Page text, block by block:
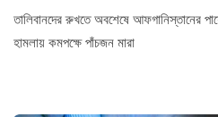
তালিবানদের রুখতে অবশেষে আফগানিস্তানের
হামলায় কমপক্ষে পাঁচজন মারা